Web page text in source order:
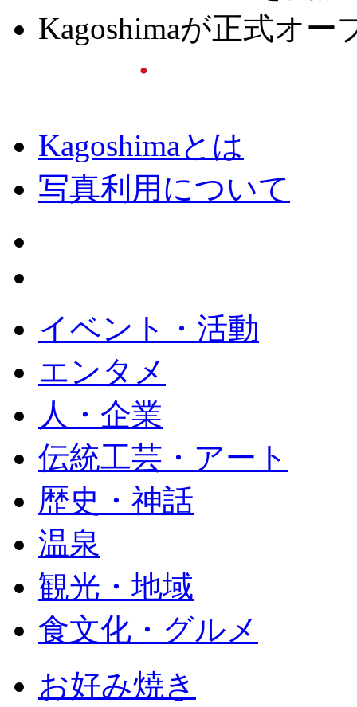
Kagoshimaが正式オー
Kagoshimaとは
写真利用について
イベント・活動
エンタメ
人・企業
伝統工芸・アート
歴史・神話
温泉
観光・地域
食文化・グルメ
お好み焼き